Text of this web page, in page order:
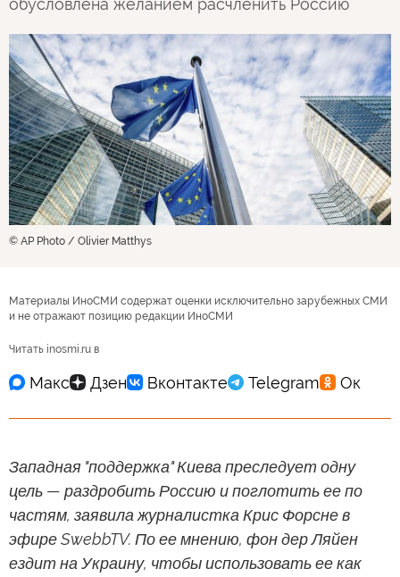
обусловлена желанием расчленить Россию
© AP Photo / Olivier Matthys
Материалы ИноСМИ содержат оценки исключительно зарубежных СМИ
и не отражают позицию редакции ИноСМИ
Читать inosmi.ru в
Западная "поддержка" Киева преследует одну
цель — раздробить Россию и поглотить ее по
частям, заявила журналистка Крис Форсне в
эфире SwebbTV. По ее мнению, фон дер Ляйен
ездит на Украину, чтобы использовать ее как